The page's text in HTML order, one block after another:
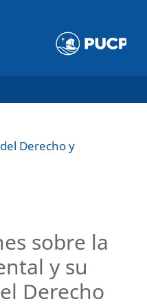
Derecho y
sobre la
y su
Derecho